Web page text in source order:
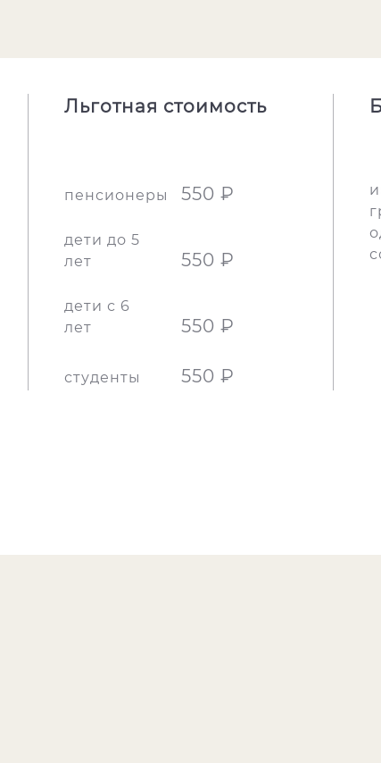
Льготная стоимость
пенсионеры 550 ₽
дети до 5
лет
550 ₽
дети с 6
лет
550 ₽
студенты 550 ₽